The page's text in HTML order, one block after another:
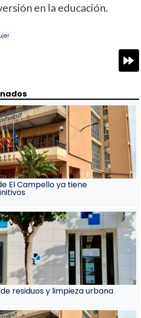
en la educación.
El Campello ya tiene
residuos y limpieza urbana